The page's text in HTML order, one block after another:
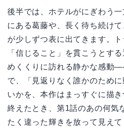
再出発
後半では、ホテルがにぎわう一
にある葛藤や、長く待ち続け
が少しずつ表に出てきます。
「信じること」を貫こうとす
めくくりに訪れる静かな感動
で、「見返りなく誰かのため
いかを、本作はまっすぐに描き